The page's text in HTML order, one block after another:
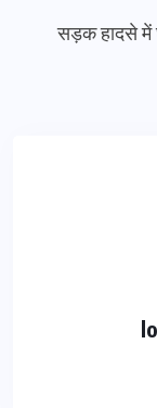
सड़क हादसे में